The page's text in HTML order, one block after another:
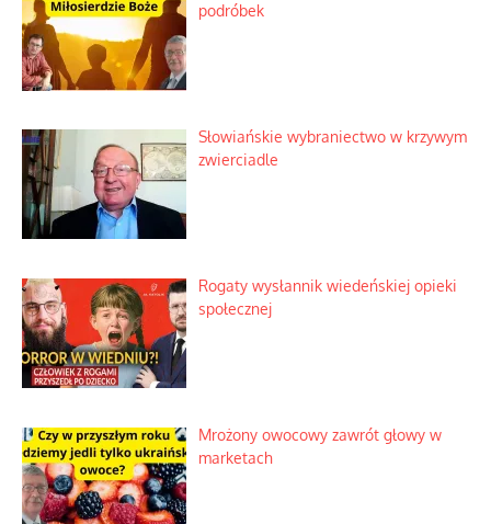
podróbek
Słowiańskie wybraniectwo w krzywym
zwierciadle
Rogaty wysłannik wiedeńskiej opieki
społecznej
Mrożony owocowy zawrót głowy w
marketach